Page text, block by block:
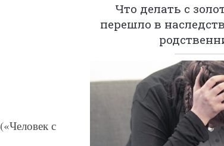
(«Человек с
Что делать с
перешло в